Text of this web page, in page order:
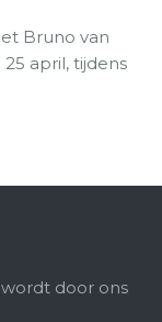
Bruno van
april, tijdens
door ons